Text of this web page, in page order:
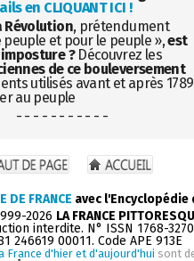
en CLIQUANT ICI !
Révolution, prétendument
et pour le peuple »,est
?Découvrez les
de ce bouleversement
utilisés avant et après 1789
au peuple
- - - - - - - - - - -
DE FRANCE avec
2026 LA FRANCE
interdite. N° ISSN 1768-
246619 00011. Code APE 913E
France d'hier et d'aujourd'hui sont